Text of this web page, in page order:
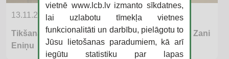
13.11.2025
Tikšanās ar ceļotāju, blogeri un grāmatu autori Zani
Eniņu
vietnē www.lcb.lv izmanto sīkdatnes,
lai uzlabotu tīmekļa vietnes
funkcionalitāti un darbību, pielāgotu to
Jūsu lietošanas paradumiem, kā arī
iegūtu statistiku par lapas